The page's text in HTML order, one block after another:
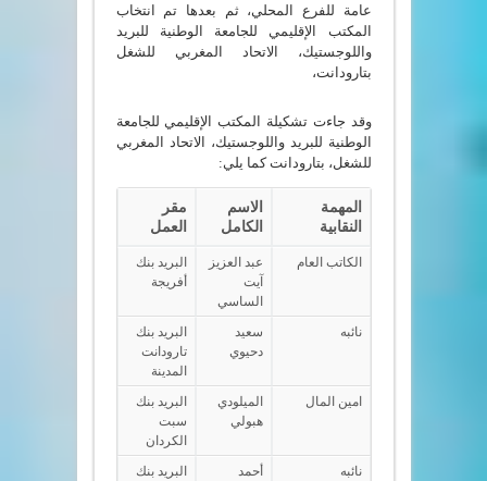
عامة للفرع المحلي، ثم بعدها تم انتخاب
المكتب الإقليمي للجامعة الوطنية للبريد
واللوجستيك، الاتحاد المغربي للشغل
بتارودانت،
وقد جاءت تشكيلة المكتب الإقليمي للجامعة
الوطنية للبريد واللوجستيك، الاتحاد المغربي
للشغل، بتارودانت كما يلي:
المهمة
النقابية
الاسم
الكامل
مقر
العمل
الكاتب العام
عبد العزيز
آيت
الساسي
البريد بنك
أفريجة
نائبه
سعيد
دحيوي
البريد بنك
تارودانت
المدينة
امين المال
الميلودي
هبولي
البريد بنك
سبت
الكردان
نائبه
أحمد
البريد بنك